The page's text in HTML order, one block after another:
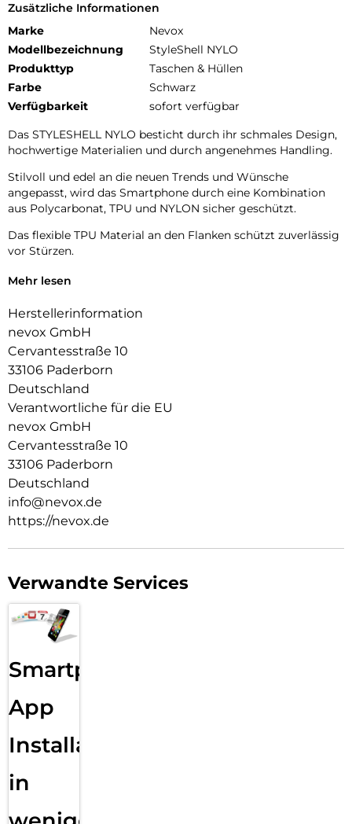
Zusätzliche Informationen
Marke
Nevox
Modellbezeichnung
StyleShell NYLO
Produkttyp
Taschen & Hüllen
Farbe
Schwarz
Verfügbarkeit
sofort verfügbar
Das STYLESHELL NYLO besticht durch ihr schmales Design,
hochwertige Materialien und durch angenehmes Handling.
Stilvoll und edel an die neuen Trends und Wünsche
angepasst, wird das Smartphone durch eine Kombination
aus Polycarbonat, TPU und NYLON sicher geschützt.
Das flexible TPU Material an den Flanken schützt zuverlässig
vor Stürzen.
Das Display ist durch die seitlichen Flanken geschützt.
geschützt.
Die Anschlüsse, Knöpfe und Kamera bleiben voll zugänglich.
Hochwertiges Schmutzabweisendes Material und langlebige
Zusammensetzung der Materialien.
Mehr lesen
Herstellerinformation
nevox GmbH
Cervantesstraße 10
33106 Paderborn
Deutschland
Verantwortliche für die EU
nevox GmbH
Cervantesstraße 10
33106 Paderborn
Deutschland
info@nevox.de
https://nevox.de
Verwandte Services
Smartphone
App
Installation
in